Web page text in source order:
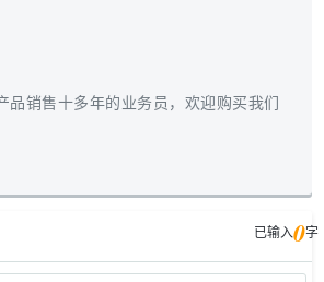
品销售十多年的业务员，欢迎购买我们
已输入0字